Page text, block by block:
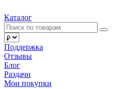
Каталог
Поддержка
Отзывы
Блог
Раздачи
Мои покупки